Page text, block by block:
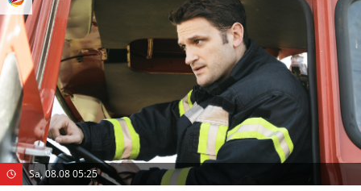
Sa, 08.08 05:25